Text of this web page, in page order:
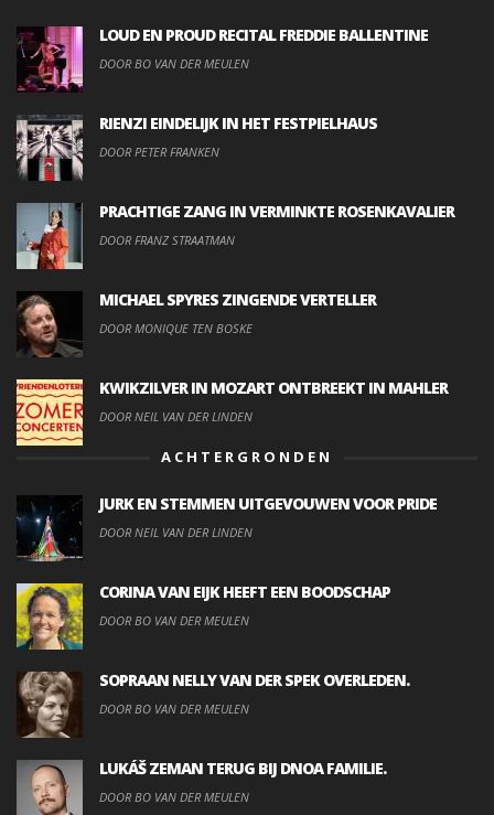
LOUD EN PROUD RECITAL FREDDIE BALLENTINE
DOOR BO VAN DER MEULEN
RIENZI EINDELIJK IN HET FESTPIELHAUS
DOOR PETER FRANKEN
PRACHTIGE ZANG IN VERMINKTE ROSENKAVALIER
DOOR FRANZ STRAATMAN
MICHAEL SPYRES ZINGENDE VERTELLER
DOOR MONIQUE TEN BOSKE
KWIKZILVER IN MOZART ONTBREEKT IN MAHLER
DOOR NEIL VAN DER LINDEN
ACHTERGRONDEN
JURK EN STEMMEN UITGEVOUWEN VOOR PRIDE
DOOR NEIL VAN DER LINDEN
CORINA VAN EIJK HEEFT EEN BOODSCHAP
DOOR BO VAN DER MEULEN
SOPRAAN NELLY VAN DER SPEK OVERLEDEN.
DOOR BO VAN DER MEULEN
LUKÁŠ ZEMAN TERUG BIJ DNOA FAMILIE.
DOOR BO VAN DER MEULEN